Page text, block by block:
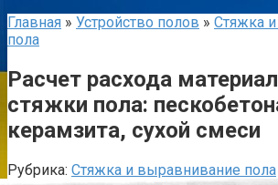
Главная » Устройство полов » Стяжка
пола
Расчет расхода
стяжки пола:
керамзита, сухой смеси
Рубрика: Стяжка и выравнивание пола